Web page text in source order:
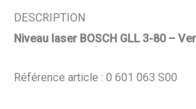
DESCRIPTION
Niveau laser BOSCH GLL 3-80 –
Référence article : 0 601 063 S00